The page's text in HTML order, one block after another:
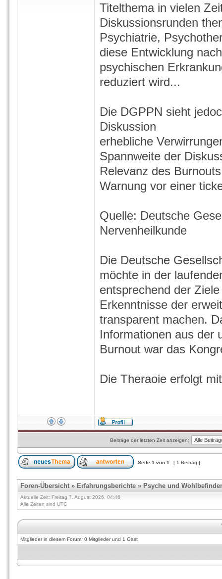
Titelthema in vielen
Diskussionsrunden
Psychiatrie,
diese Entwicklung
psychischen
reduziert wird...
Die DGPPN sieht
Diskussion
erhebliche
Spannweite der
Relevanz des
Warnung vor einer
Quelle: Deutsche
Nervenheilkunde
Die Deutsche
möchte in der
entsprechend der
Erkenntnisse der
transparent machen.
Informationen aus der
Burnout war das
Die Theraoie erfolgt
Beiträge der letzten Zeit anzeigen:
Seite 1 von 1 [ 1 Beitrag ]
Foren-Übersicht» Erfahrungsberichte » Psyche und
Aktuelle Zeit: Freitag 7. August 2026, 04:46
Alle Zeiten sind UTC
Mitglieder in diesem Forum: 0 Mitglieder und 1 Gast